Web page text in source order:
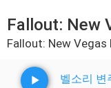
Fallout: New
Fallout: New Vegas
벨소리 변